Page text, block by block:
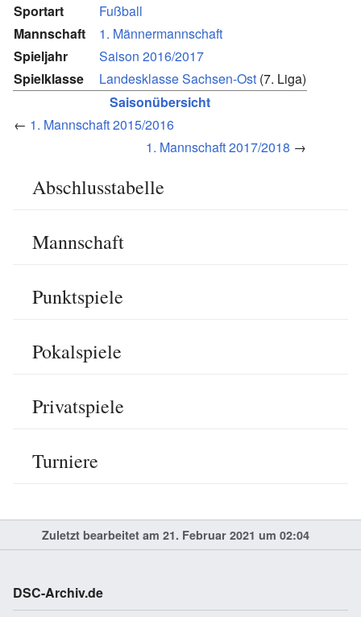
Sportart
Fußball
Mannschaft
1. Männermannschaft
Spieljahr
Saison 2016/2017
Spielklasse
Landesklasse Sachsen-Ost (7. Liga)
Saisonübersicht
← 1. Mannschaft 2015/2016
1. Mannschaft 2017/2018 →
Abschlusstabelle
Mannschaft
Punktspiele
Pokalspiele
Privatspiele
Turniere
Zuletzt bearbeitet am 21. Februar 2021 um 02:04
DSC-Archiv.de